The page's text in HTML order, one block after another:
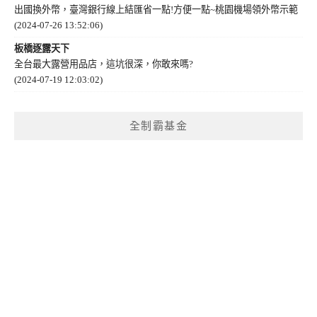
出國換外幣，臺灣銀行線上結匯省一點!方便一點~桃園機場領外幣示範
(2024-07-26 13:52:06)
板橋逐露天下
全台最大露營用品店，這坑很深，你敢來嗎?
(2024-07-19 12:03:02)
全制霸基金